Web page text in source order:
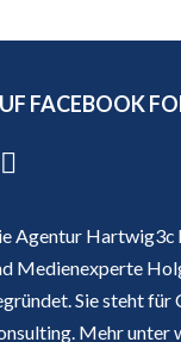
FACEBOOK
Agentur Hartwig3c
Medienexperte
Sie steht für
Mehr unter